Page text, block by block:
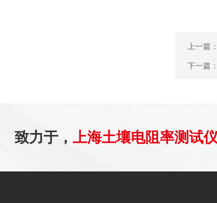
上一篇
下一篇
致力于， 上海土壤电阻率测试